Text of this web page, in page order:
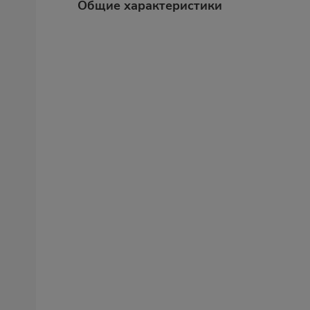
Общие характеристики